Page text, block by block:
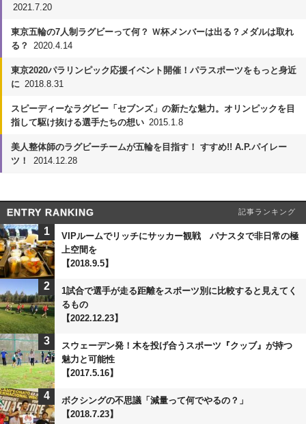
2021.7.20
東京五輪の7人制ラグビーって何？ Ｗ杯メンバーは出る？メダルは取れ
る？
2020.4.14
東京2020パラリンピック応援イベント開催！パラスポーツをもっと身近
に 2018.8.31
スピーディーなラグビー「セブンズ」の新たな魅力。オリンピックを目
指して駆け抜ける選手たちの想い 2015.1.8
美人整体師のラグビーチームが五輪を目指す！ すすめ!! A.P.パイレー
ツ！
2014.12.28
ENTRY RANKING 記事ランキング
1
VIPルームでリッチにサッカー観戦 パナスタで非日常の極
上空間を
【2018.9.5】
2
1試合で選手が走る距離をスポーツ別に比較すると見えてく
るもの
【2022.12.23】
3
スウェーデン発！木を投げ合うスポーツ『クッブ』が持つ
魅力と可能性
【2017.5.16】
4
ボクシングの不思議「減量って何でやるの？」
【2018.7.23】